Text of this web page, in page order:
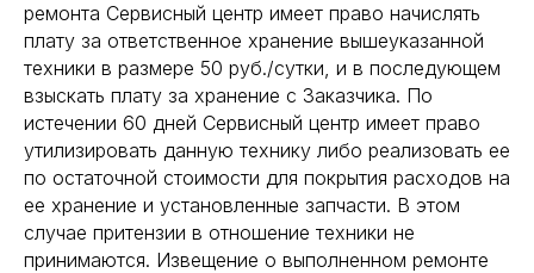
ремонта Сервисный центр имеет право начислять
плату за ответственное хранение вышеуказанной
техники в размере 50 руб./сутки, и в последующем
взыскать плату за хранение с Заказчика. По
истечении 60 дней Сервисный центр имеет право
утилизировать данную технику либо реализовать ее
по остаточной стоимости для покрытия расходов на
ее хранение и установленные запчасти. В этом
случае притензии в отношение техники не
принимаются. Извещение о выполненном ремонте